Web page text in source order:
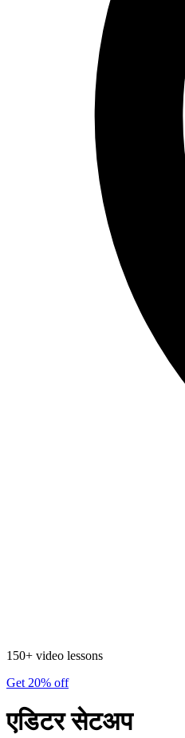
150+ video lessons
Get 20% off
एडिटर सेटअप